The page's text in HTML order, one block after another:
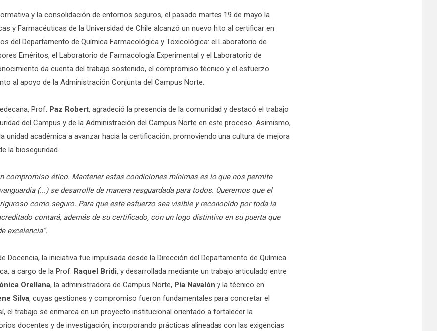
y la consolidación de entornos seguros, el pasado martes 19 de mayo la
y Farmacéuticas de la Universidad de Chile alcanzó un nuevo hito al certificar en
del Departamento de Química Farmacológica y Toxicológica: el Laboratorio de
Eméritos, el Laboratorio de Farmacología Experimental y el Laboratorio de
da cuenta del trabajo sostenido, el compromiso técnico y el esfuerzo
al apoyo de la Administración Conjunta del Campus Norte.
Prof. Paz Robert, agradeció la presencia de la comunidad y destacó el trabajo
del Campus y de la Administración del Campus Norte en este proceso. Asimismo,
unidad académica a avanzar hacia la certificación, promoviendo una cultura de mejora
la bioseguridad.
compromiso ético. Mantener estas condiciones mínimas es lo que nos permite
(...) se desarrolle de manera resguardada para todos. Queremos que el
como seguro. Para que este esfuerzo sea visible y reconocido por toda la
contará, además de su certificado, con un logo distintivo en su puerta que
excelencia”.
Docencia, la iniciativa fue impulsada desde la Dirección del Departamento de Química
a cargo de la Prof. Raquel Bridi, y desarrollada mediante un trabajo articulado entre
Orellana, la administradora de Campus Norte, Pía Navalón y la técnico en
Silva, cuyas gestiones y compromiso fueron fundamentales para concretar el
el trabajo se enmarca en un proyecto institucional orientado a fortalecer la
docentes y de investigación, incorporando prácticas alineadas con las exigencias